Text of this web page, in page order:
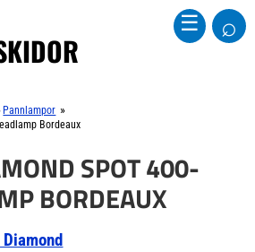
☰ ⌕
Pannlampor »
Bordeaux
SPOT 400-
BORDEAUX